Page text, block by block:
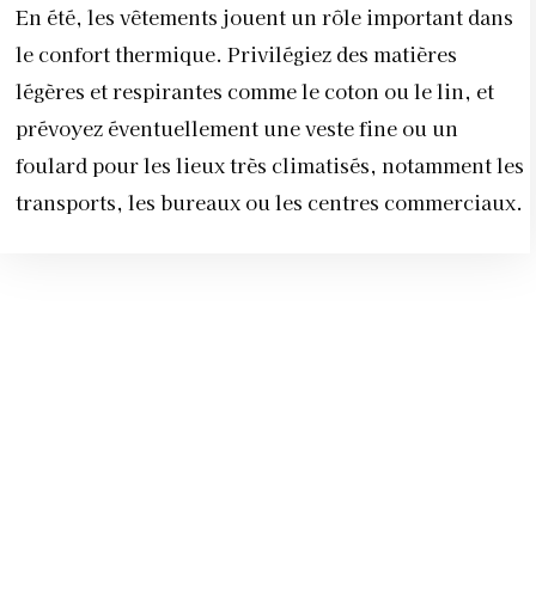
En été, les vêtements jouent un rôle important dans
le confort thermique. Privilégiez des matières
légères et respirantes comme le coton ou le lin, et
prévoyez éventuellement une veste fine ou un
foulard pour les lieux très climatisés, notamment les
transports, les bureaux ou les centres commerciaux.